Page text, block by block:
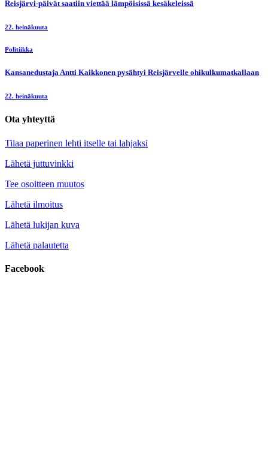
Reisjärvi-päivät saatiin viettää lämpöisissä kesäkeleissä
22. heinäkuuta
Politiikka
Kansanedustaja Antti Kaikkonen pysähtyi Reisjärvelle ohikulkumatkallaan
22. heinäkuuta
Ota yhteyttä
Tilaa paperinen lehti itselle tai lahjaksi
Lähetä juttuvinkki
Tee osoitteen muutos
Lähetä ilmoitus
Lähetä lukijan kuva
Lähetä palautetta
Facebook